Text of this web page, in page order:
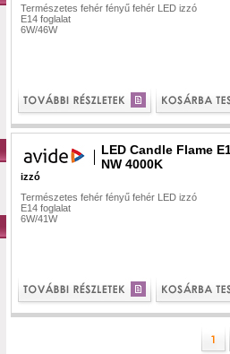
Természetes fehér fényű fehér LED izzó
E14 foglalat
6W/46W
LED Candle Flame
NW 4000K
izzó
Természetes fehér fényű fehér LED izzó
E14 foglalat
6W/41W